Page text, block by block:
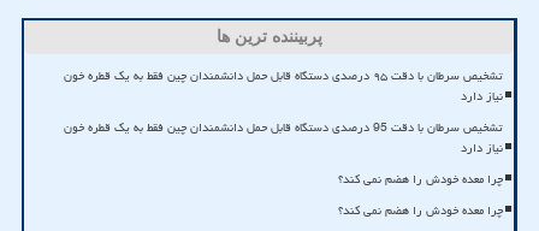
پربیننده ترین ها
تشخیص سرطان با دقت ۹۵ درصدی دستگاه قابل حمل دانشمندان چین فقط به یک قطره خون
نیاز دارد
تشخیص سرطان با دقت 95 درصدی دستگاه قابل حمل دانشمندان چین فقط به یک قطره خون
نیاز دارد
چرا معده خودش را هضم نمی کند؟
چرا معده خودش را هضم نمی کند؟